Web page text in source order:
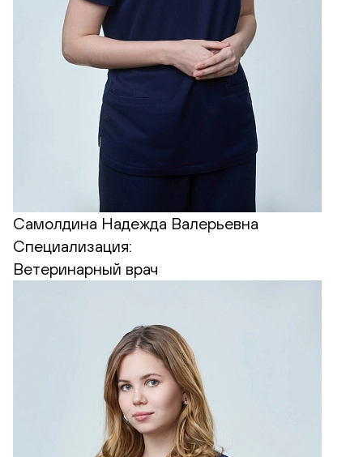
Самолдина Надежда Валерьевна
Специализация:
Ветеринарный врач